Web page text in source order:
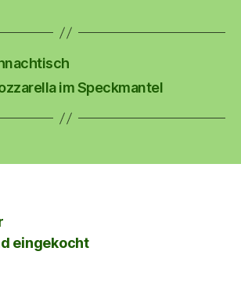
im Speckmantel
eingekocht